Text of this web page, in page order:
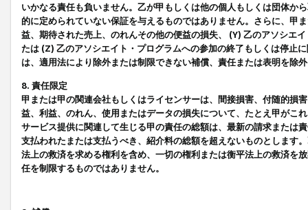
いかなる責任も負いません。乙が甲もしくは他の個人もしくは団体か
的に定められていない保証を与えるものではありません。さらに、甲
益、期待された売上、のれんその他の便益の損失、 (Y) 乙のアソシエ
たは (Z) 乙のアソシエイト・プログラムへの参加の終了もしくは停止
は、適用法により除外または制限できない補償、責任または表明を除
8. 責任限定
甲または甲の関連会社もしくはライセンサーは、間接損害、付随的損
益、利益、のれん、使用またはデータの損失について、たとえ甲がこ
サービス提供に関連して生じる甲の責任の総額は、最新の請求または
支払われたまたは支払うべき、紹介料の総額を超えないものとします
法上の救済を求める権利を含め、一切の権利または衡平法上の救済を
任を制限するものではありません。